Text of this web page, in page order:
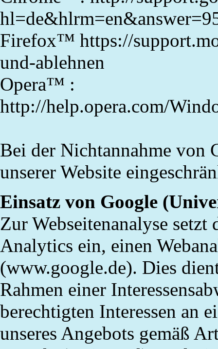
Firefox™ https://
und-ablehnen
Opera™ :
http://help.opera.com/
Bei der Nichtannahme von
unserer Website
Einsatz von Google
Zur Webseitenanalyse
Analytics ein, einen
(www.google.de). Dies
Rahmen einer
berechtigten Interessen an
unseres Angebots gemäß